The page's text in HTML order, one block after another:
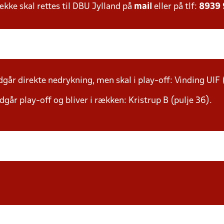
skal rettes til DBU Jylland på mail eller på tlf: 8939
direkte nedrykning, men skal i play-off: Vinding UIF
play-off og bliver i rækken: Kristrup B (pulje 36).